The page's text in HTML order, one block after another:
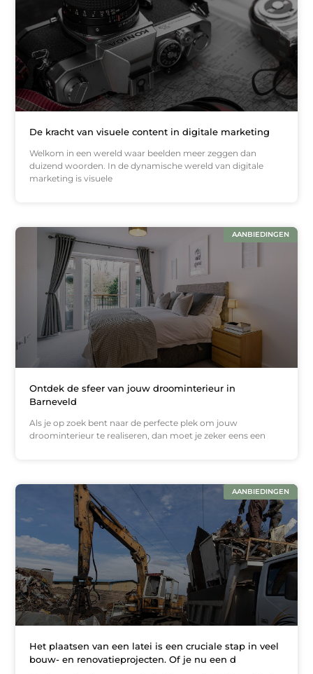
De kracht van visuele content in digitale marketing
Welkom in een wereld waar beelden meer zeggen dan
duizend woorden. In de dynamische wereld van digitale
marketing is visuele
AANBIEDINGEN
Ontdek de sfeer van jouw droominterieur in
Barneveld
Als je op zoek bent naar de perfecte plek om jouw
droominterieur te realiseren, dan moet je zeker eens een
AANBIEDINGEN
Het plaatsen van een latei is een cruciale stap in veel
bouw- en renovatieprojecten. Of je nu een d